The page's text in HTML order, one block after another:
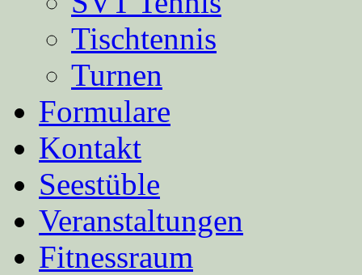
Tischtennis
Turnen
Formulare
Kontakt
Seestüble
Veranstaltungen
Fitnessraum